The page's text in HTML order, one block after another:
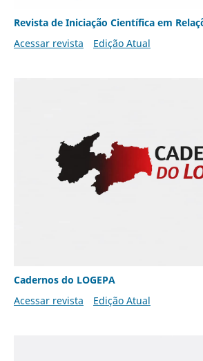
Revista de Iniciação Científica em
Acessar revista
Edição Atual
Cadernos do LOGEPA
Acessar revista
Edição Atual